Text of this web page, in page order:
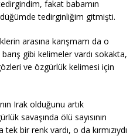
fakat babamın
tedirginliğim gitmişti.
arasına karışmam da o
gibi kelimeler vardı sokakta,
ve özgürlük kelimesi için
Irak olduğunu artık
savaşında ölü sayısının
bir renk vardı, o da kırmızıydı